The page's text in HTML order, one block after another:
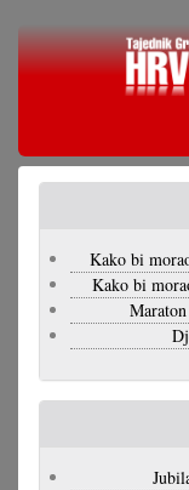
Skoči
Kako bi
Kako bi